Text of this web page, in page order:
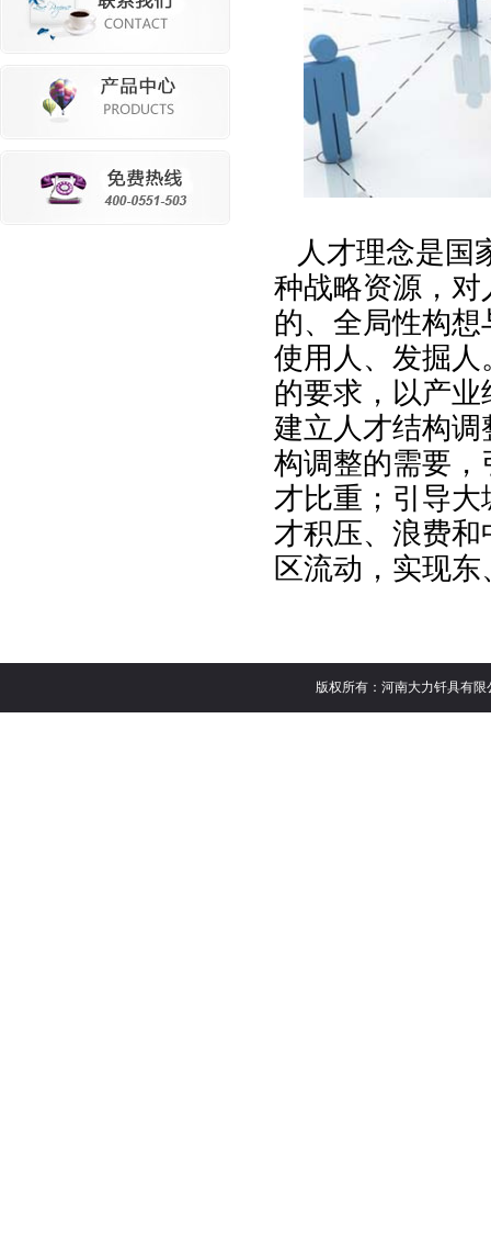
人才理念是国
种战略资源，
的、全局性构
使用人、发掘人
的要求，以产
建立人才结构
构调整的需要
才比重；引导
才积压、浪费
区流动，实现
版权所有：河南大力钎具有